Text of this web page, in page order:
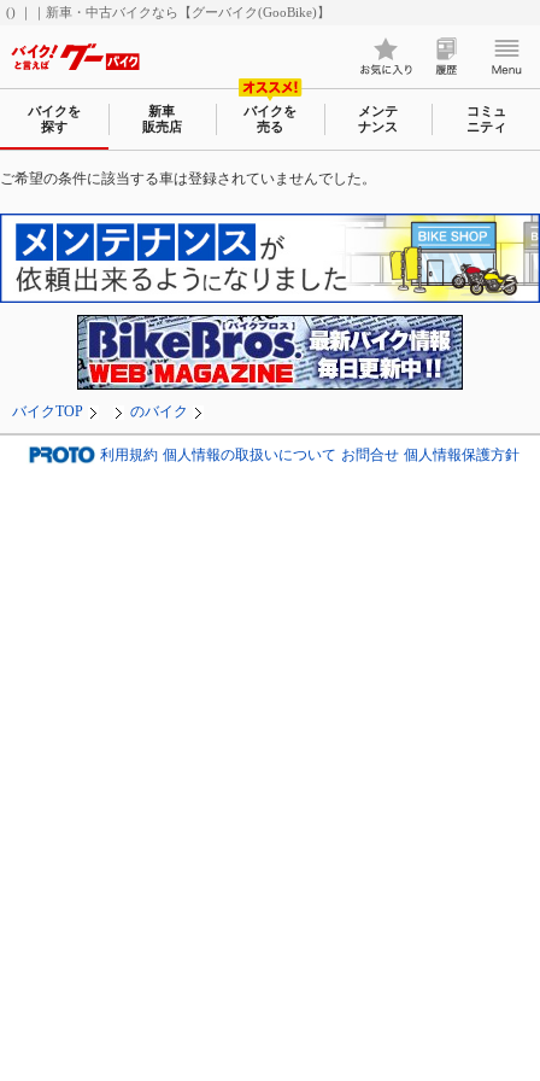
() ｜｜新車・中古バイクなら【グーバイク(GooBike)】
バイクを
探す
新車
販売店
バイクを
売る
メンテ
ナンス
コミュ
ニティ
ご希望の条件に該当する車は登録されていませんでした。
バイクTOP のバイク
利用規約 個人情報の取扱いについて お問合せ 個人情報保護方針